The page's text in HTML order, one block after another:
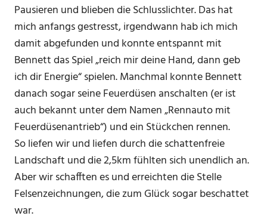
Pausieren und blieben die Schlusslichter. Das hat
mich anfangs gestresst, irgendwann hab ich mich
damit abgefunden und konnte entspannt mit
Bennett das Spiel „reich mir deine Hand, dann geb
ich dir Energie“ spielen. Manchmal konnte Bennett
danach sogar seine Feuerdüsen anschalten (er ist
auch bekannt unter dem Namen „Rennauto mit
Feuerdüsenantrieb“) und ein Stückchen rennen.
So liefen wir und liefen durch die schattenfreie
Landschaft und die 2,5km fühlten sich unendlich an.
Aber wir schafften es und erreichten die Stelle
Felsenzeichnungen, die zum Glück sogar beschattet
war.